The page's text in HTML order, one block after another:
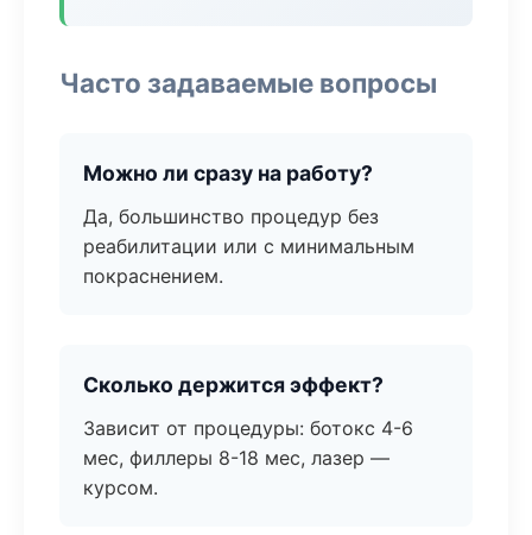
Часто задаваемые вопросы
Можно ли сразу на работу?
Да, большинство процедур без
реабилитации или с минимальным
покраснением.
Сколько держится эффект?
Зависит от процедуры: ботокс 4-6
мес, филлеры 8-18 мес, лазер —
курсом.